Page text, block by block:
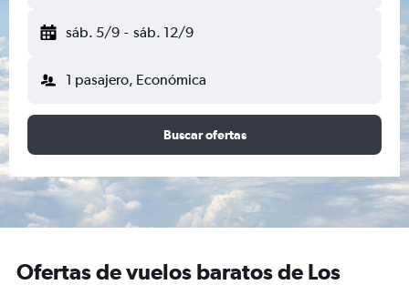
sáb. 5/9 - sáb. 12/9
1 pasajero, Económica
Buscar ofertas
Ofertas de vuelos baratos de Los